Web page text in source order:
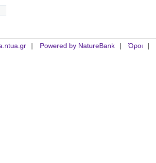
Powered by NatureBank Όροι